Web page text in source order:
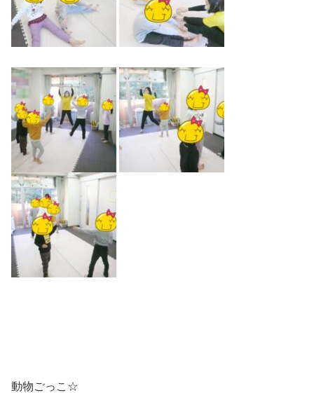
動物ごっこ☆